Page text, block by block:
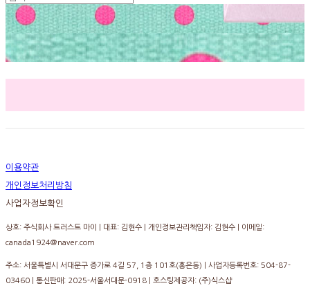
이용약관
개인정보처리방침
사업자정보확인
상호: 주식회사 트러스트 마이 | 대표: 김현수 | 개인정보관리책임자: 김현수 | 이메일:
canada1924@naver.com
주소: 서울특별시 서대문구 증가로 4길 57, 1층 101호(홍은동) | 사업자등록번호: 504-87-
03460 | 통신판매: 2025-서울서대문-0918 | 호스팅제공자: (주)식스샵